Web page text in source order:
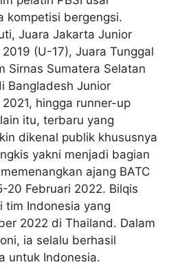
kompetisi bergengsi.
Juara Jakarta Junior
(U-17), Juara Tunggal
Sirnas Sumatera Selatan
Bangladesh Junior
hingga runner-up
itu, terbaru yang
dikenal publik khususnya
yakni menjadi bagian
ajang BATC
20 Februari 2022. Bilqis
tim Indonesia yang
2022 di Thailand. Dalam
ia selalu berhasil
untuk Indonesia.